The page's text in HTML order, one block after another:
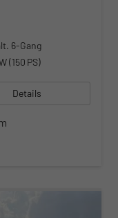
6-Gang
(150 PS)
Details